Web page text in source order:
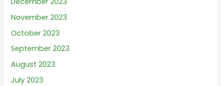
November 2023
October 2023
September 2023
August 2023
July 2023